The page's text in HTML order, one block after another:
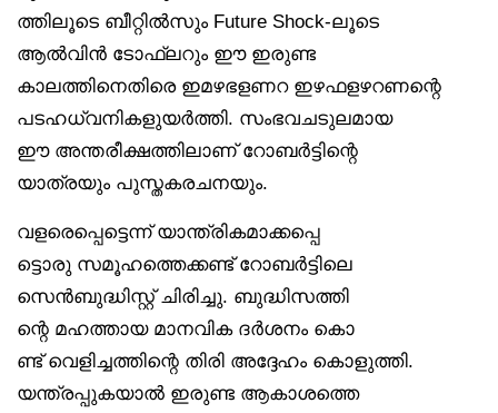
ത്തിലൂടെ ബീറ്റിൽസും Future Shock-ലൂടെ
ആൽവിൻ ടോഫ്‌ലറും ഈ ഇരുണ്ട
കാലത്തിനെതിരെ ഇമഴഭളണറ ഇഴഫളഴറണന്റെ
പടഹധ്വനികളുയർത്തി. സംഭവചടുലമായ
ഈ അന്തരീക്ഷത്തിലാണ് റോബർട്ടിന്റെ
യാത്രയും പുസ്തകരചനയും.
വളരെപ്പെട്ടെന്ന് യാന്ത്രികമാക്കപ്പെ
ട്ടൊരു സമൂഹത്തെക്കണ്ട് റോബർട്ടിലെ
സെൻബുദ്ധിസ്റ്റ് ചിരിച്ചു. ബുദ്ധിസത്തി
ന്റെ മഹത്തായ മാനവിക ദർശനം കൊ
ണ്ട് വെളിച്ചത്തിന്റെ തിരി അദ്ദേഹം കൊളുത്തി.
യന്ത്രപ്പുകയാൽ ഇരുണ്ട ആകാശത്തെ